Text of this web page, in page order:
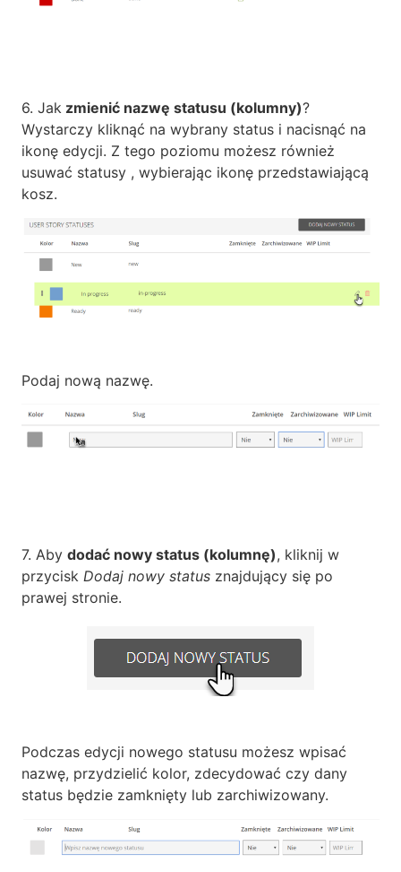
6. Jak zmienić nazwę statusu (kolumny)?
Wystarczy kliknąć na wybrany status i nacisnąć na
ikonę edycji. Z tego poziomu możesz również
usuwać statusy , wybierając ikonę przedstawiającą
kosz.
Podaj nową nazwę.
7. Aby dodać nowy status (kolumnę), kliknij w
przycisk Dodaj nowy status znajdujący się po
prawej stronie.
Podczas edycji nowego statusu możesz wpisać
nazwę, przydzielić kolor, zdecydować czy dany
status będzie zamknięty lub zarchiwizowany.